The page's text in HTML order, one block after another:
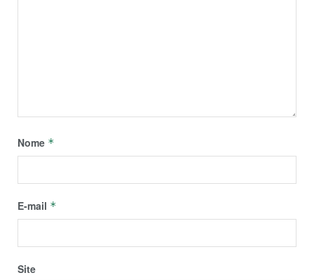
Nome *
E-mail *
Site